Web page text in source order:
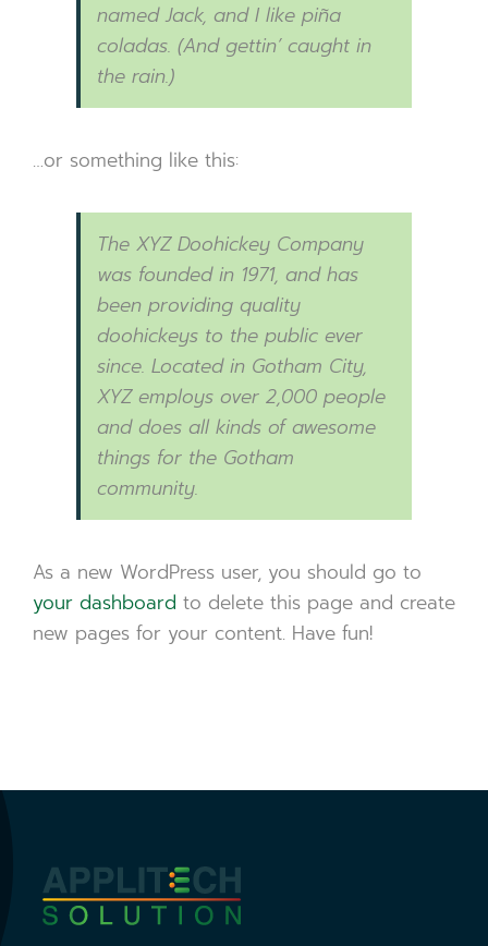
named Jack, and I like piña
coladas. (And gettin’ caught in
the rain.)
…or something like this:
The XYZ Doohickey Company
was founded in 1971, and has
been providing quality
doohickeys to the public ever
since. Located in Gotham City,
XYZ employs over 2,000 people
and does all kinds of awesome
things for the Gotham
community.
As a new WordPress user, you should go to
your dashboard to delete this page and create
new pages for your content. Have fun!